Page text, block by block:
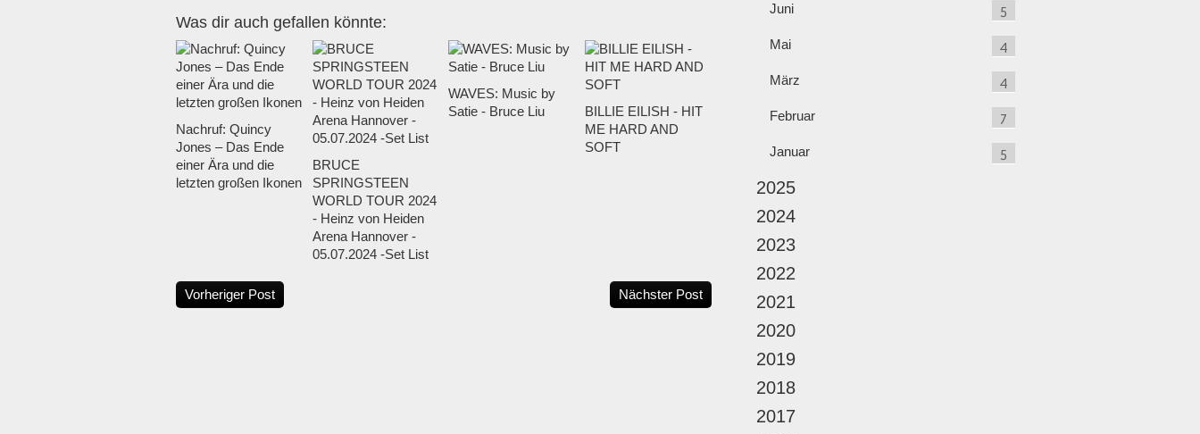
Was dir auch gefallen könnte:
Nachruf: Quincy
Jones – Das Ende
einer Ära und die
letzten großen Ikonen
BRUCE
SPRINGSTEEN
WORLD TOUR 2024
- Heinz von Heiden
Arena Hannover -
05.07.2024 -Set List
WAVES: Music by
Satie - Bruce Liu
BILLIE EILISH - HIT
ME HARD AND
SOFT
Vorheriger Post Nächster Post
Juni 5
Mai 4
März 4
Februar 7
Januar 5
2025
2024
2023
2022
2021
2020
2019
2018
2017